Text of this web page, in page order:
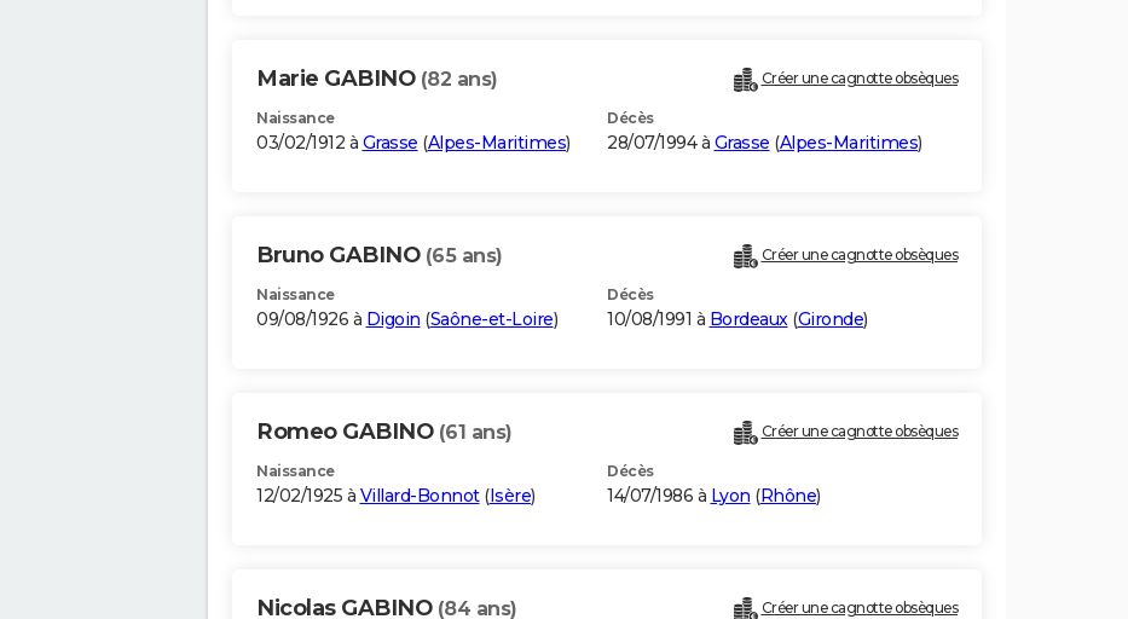
Marie GABINO (82 ans) Créer une cagnotte obsèques
Naissance
03/02/1912 à Grasse (Alpes-Maritimes)
Décès
28/07/1994 à Grasse (Alpes-Maritimes)
Bruno GABINO (65 ans) Créer une cagnotte obsèques
Naissance
09/08/1926 à Digoin (Saône-et-Loire)
Décès
10/08/1991 à Bordeaux(Gironde)
Romeo GABINO (61 ans) Créer une cagnotte obsèques
Naissance
12/02/1925 à Villard-Bonnot(Isère)
Décès
14/07/1986 à Lyon (Rhône)
Nicolas GABINO (84 ans) Créer une cagnotte obsèques